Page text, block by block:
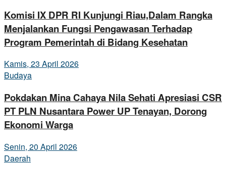
Komisi IX DPR RI Kunjungi Riau,Dalam Rangka
Menjalankan Fungsi Pengawasan Terhadap
Program Pemerintah di Bidang Kesehatan
Kamis, 23 April 2026
Budaya
Pokdakan Mina Cahaya Nila Sehati Apresiasi CSR
PT PLN Nusantara Power UP Tenayan, Dorong
Ekonomi Warga
Senin, 20 April 2026
Daerah